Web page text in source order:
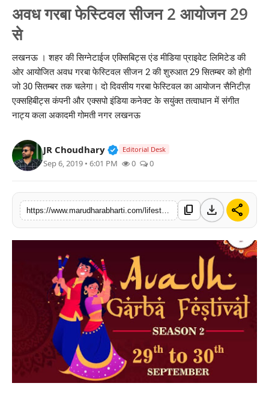
लाइफस्टाइल
खेल
बिज़नेस
टेक्नोलॉजी
शिक्षा
वीडियो
अवध गरबा फेस्टिवल सीजन 2 आयोजन 29
से
लखनऊ । शहर की सिग्नेटाईज एक्सिबिट्स एंड मीडिया प्राइवेट लिमिटेड की
ओर आयोजित अवध गरबा फेस्टिवल सीजन 2 की शुरुआत 29 सितम्बर को होगी
जो 30 सितम्बर तक चलेगा। दो दिवसीय गरबा फेस्टिवल का आयोजन सैनिटीज़
एक्सहिबीट्स कंपनी और एक्सपो इंडिया कनेक्ट के सयुंक्त तत्वाधान में संगीत
नाट्य कला अकादमी गोमती नगर लखनऊ
JR Choudhary Verified Public Figure • 30 Mar,
Editorial Desk
Sep 6, 2019 • 6:01 PM 0 0
content_copy download share